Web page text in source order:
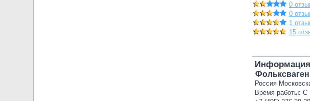
0
0
1
15
Россия
Время работы: С